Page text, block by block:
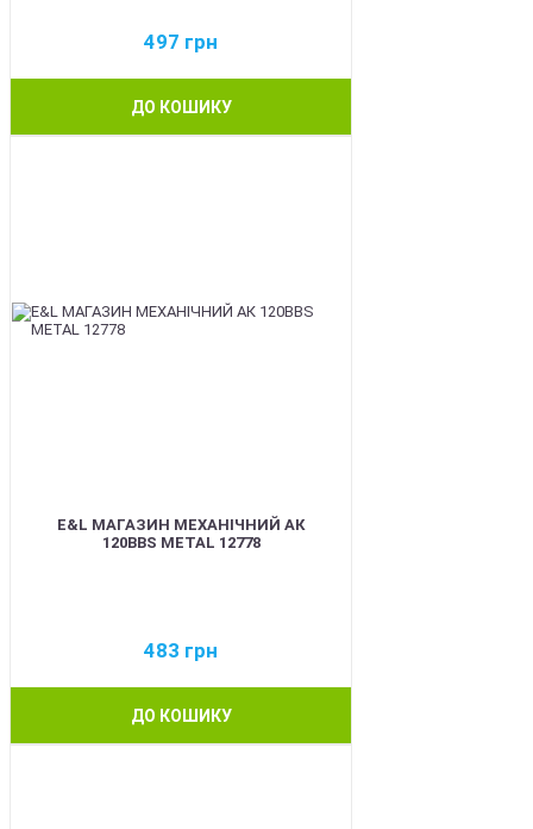
497 грн
ДО КОШИКУ
E&L МАГАЗИН МЕХАНІЧНИЙ АК
120BBS METAL 12778
483 грн
ДО КОШИКУ